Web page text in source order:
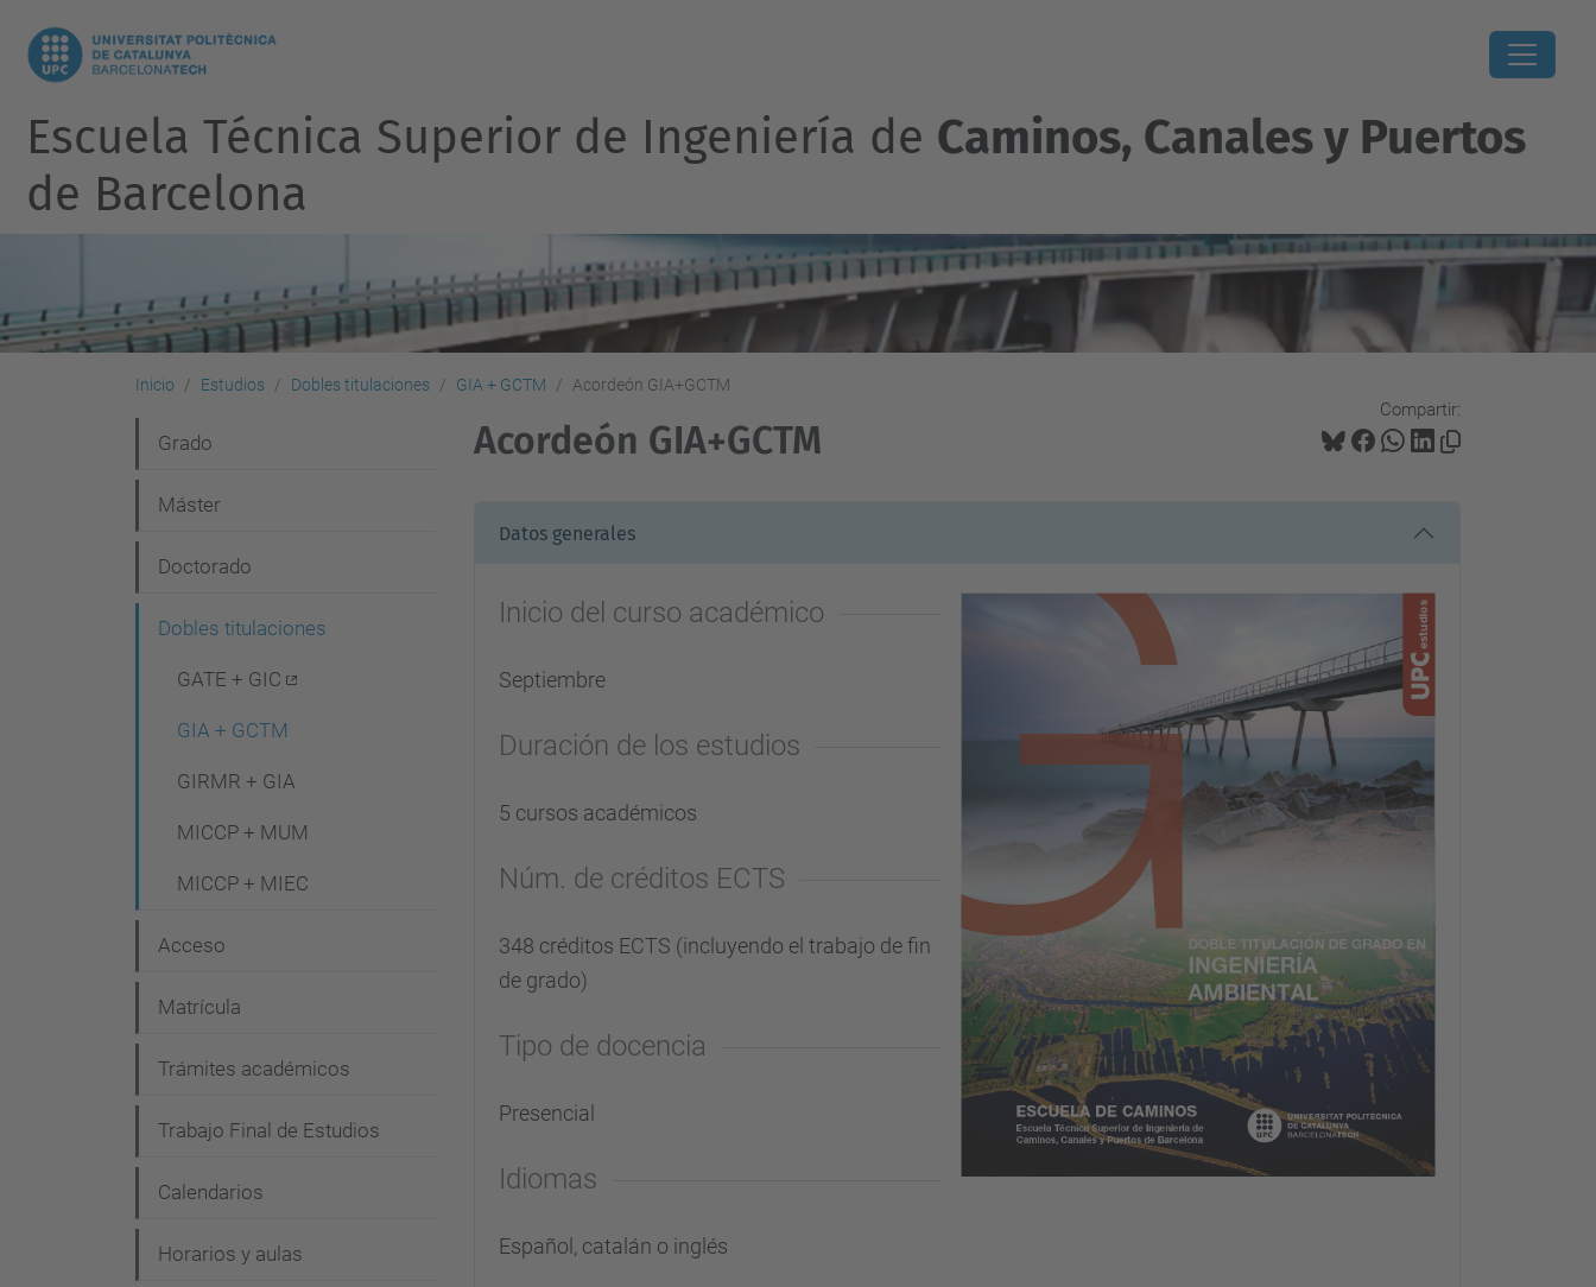
Escuela Técnica Superior de Ingeniería de Caminos, Canales y Puertos
de Barcelona
Inicio Estudios Dobles titulaciones GIA + GCTM Acordeón GIA+GCTM
Compartir:
Acordeón GIA+GCTM
Datos generales
Inicio del curso académico
Septiembre
Duración de los estudios
5 cursos académicos
Núm. de créditos ECTS
348 créditos ECTS (incluyendo el trabajo de fin
de grado)
Tipo de docencia
Presencial
Idiomas
Español, catalán o inglés
a
v
g
Grado
Máster
Doctorado
Dobles titulaciones
GATE + GIC
GIA + GCTM
GIRMR + GIA
MICCP + MUM
MICCP + MIEC
Acceso
Matrícula
Trámites académicos
Trabajo Final de Estudios
Calendarios
Horarios y aulas